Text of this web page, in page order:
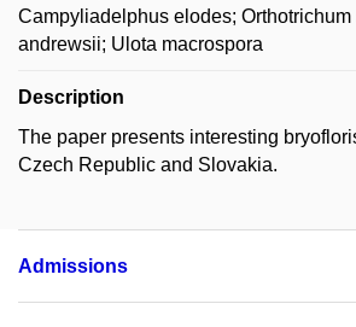
Campyliadelphus elodes;
andrewsii; Ulota macrospora
Description
The paper presents interesting
Czech Republic and Slovakia.
Admissions